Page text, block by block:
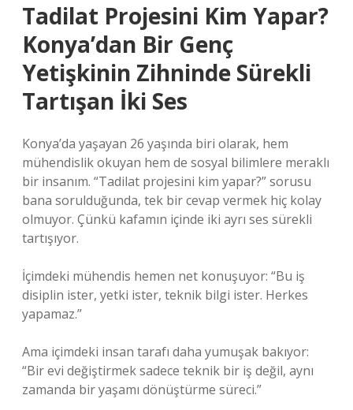
Tadilat Projesini Kim Yapar?
Konya’dan Bir Genç
Yetişkinin Zihninde Sürekli
Tartışan İki Ses
Konya’da yaşayan 26 yaşında biri olarak, hem
mühendislik okuyan hem de sosyal bilimlere meraklı
bir insanım. “Tadilat projesini kim yapar?” sorusu
bana sorulduğunda, tek bir cevap vermek hiç kolay
olmuyor. Çünkü kafamın içinde iki ayrı ses sürekli
tartışıyor.
İçimdeki mühendis hemen net konuşuyor: “Bu iş
disiplin ister, yetki ister, teknik bilgi ister. Herkes
yapamaz.”
Ama içimdeki insan tarafı daha yumuşak bakıyor:
“Bir evi değiştirmek sadece teknik bir iş değil, aynı
zamanda bir yaşamı dönüştürme süreci.”